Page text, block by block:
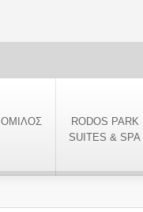
ΟΜΙΛΟΣ
RODOS PARK
SUITES & SPA